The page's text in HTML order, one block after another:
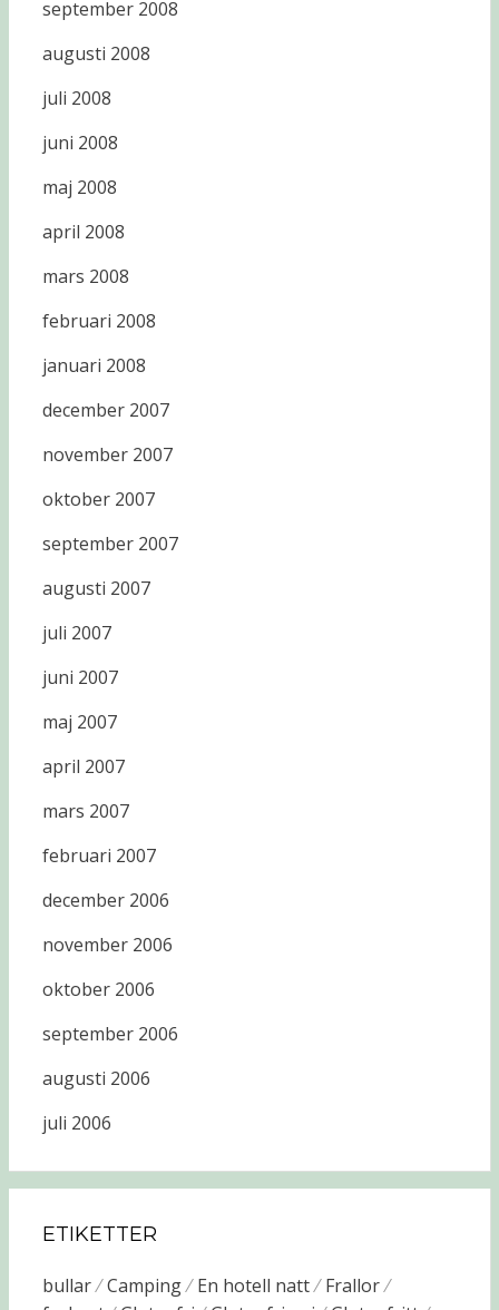
september 2008
augusti 2008
juli 2008
juni 2008
maj 2008
april 2008
mars 2008
februari 2008
januari 2008
december 2007
november 2007
oktober 2007
september 2007
augusti 2007
juli 2007
juni 2007
maj 2007
april 2007
mars 2007
februari 2007
december 2006
november 2006
oktober 2006
september 2006
augusti 2006
juli 2006
ETIKETTER
bullar Camping En hotell natt
Frallor